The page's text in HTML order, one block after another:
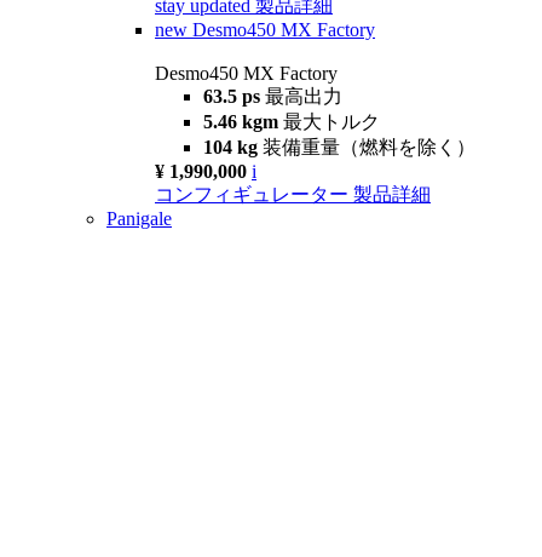
stay updated 製品詳細
new Desmo450 MX Factory
Desmo450 MX Factory
63.5 ps 最高出力
5.46 kgm 最大トルク
104 kg 装備重量（燃料を除く）
¥ 1,990,000 i
コンフィギュレーター 製品詳細
Panigale